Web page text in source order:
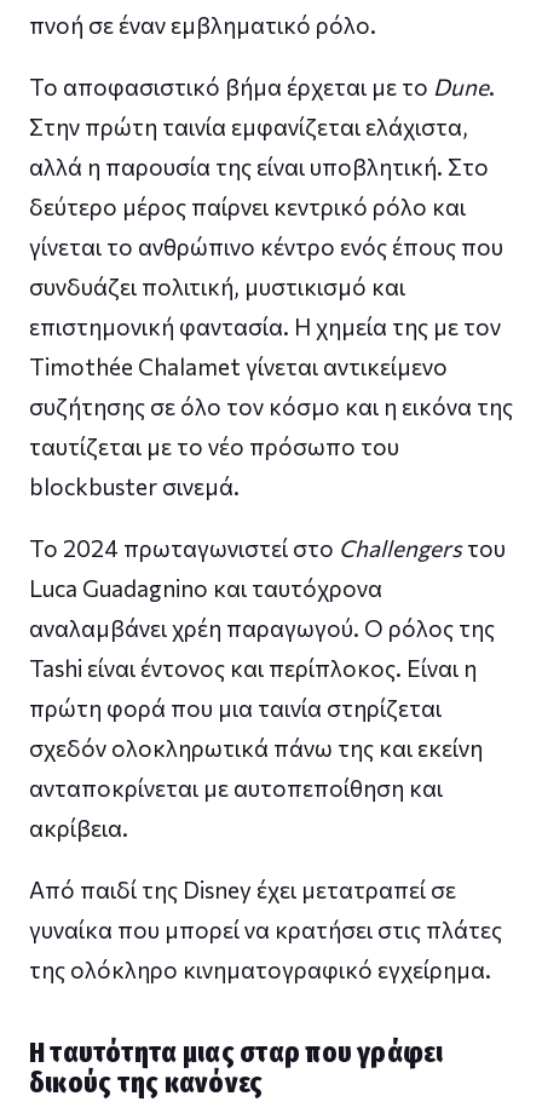
πνοή σε έναν εμβληματικό ρόλο.
Το αποφασιστικό βήμα έρχεται με το Dune.
Στην πρώτη ταινία εμφανίζεται ελάχιστα,
αλλά η παρουσία της είναι υποβλητική. Στο
δεύτερο μέρος παίρνει κεντρικό ρόλο και
γίνεται το ανθρώπινο κέντρο ενός έπους που
συνδυάζει πολιτική, μυστικισμό και
επιστημονική φαντασία. Η χημεία της με τον
Timothée Chalamet γίνεται αντικείμενο
συζήτησης σε όλο τον κόσμο και η εικόνα της
ταυτίζεται με το νέο πρόσωπο του
blockbuster σινεμά.
Το 2024 πρωταγωνιστεί στο Challengersτου
Luca Guadagnino και ταυτόχρονα
αναλαμβάνει χρέη παραγωγού. Ο ρόλος της
Tashi είναι έντονος και περίπλοκος. Είναι η
πρώτη φορά που μια ταινία στηρίζεται
σχεδόν ολοκληρωτικά πάνω της και εκείνη
ανταποκρίνεται με αυτοπεποίθηση και
ακρίβεια.
Από παιδί της Disney έχει μετατραπεί σε
γυναίκα που μπορεί να κρατήσει στις πλάτες
της ολόκληρο κινηματογραφικό εγχείρημα.
Η ταυτότητα μιας σταρ που γράφει
δικούς της κανόνες